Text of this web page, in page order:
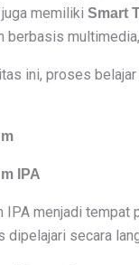
memiliki Smart
berbasis
ini, proses
IPA
IPA menjadi
dipelajari secara